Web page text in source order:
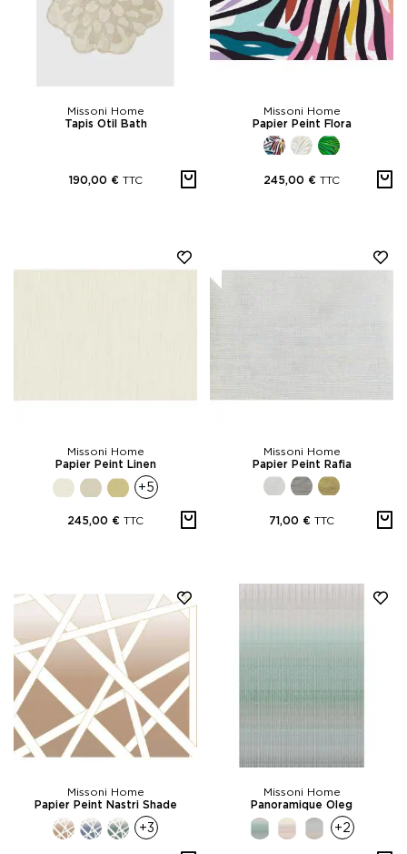
Missoni Home
Tapis Otil Bath
190,00 € TTC
Missoni Home
Papier Peint Flora
245,00 € TTC
Missoni Home
Papier Peint Linen
+5
245,00 € TTC
Missoni Home
Papier Peint Rafia
71,00 € TTC
Missoni Home
Papier Peint Nastri Shade
+3
Missoni Home
Panoramique Oleg
+2